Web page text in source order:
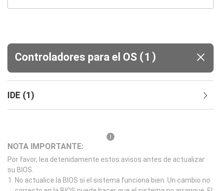
Controladores para el OS (1 )
IDE (1)
NOTA IMPORTANTE:
Por favor, lea detenidamente estos avisos antes de actualizar
su BIOS.
No actualice la BIOS si el sistema funciona bien. Un cambio no